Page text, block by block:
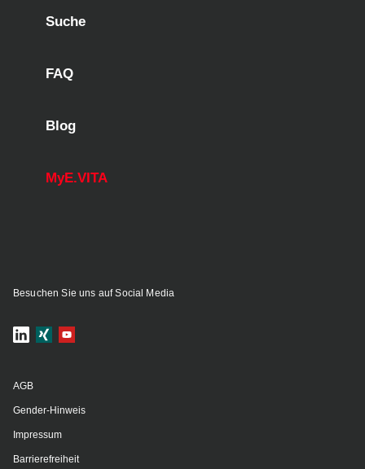
Suche
FAQ
Blog
MyE.VITA
Besuchen Sie uns auf Social Media
AGB
Gender-Hinweis
Impressum
Barrierefreiheit